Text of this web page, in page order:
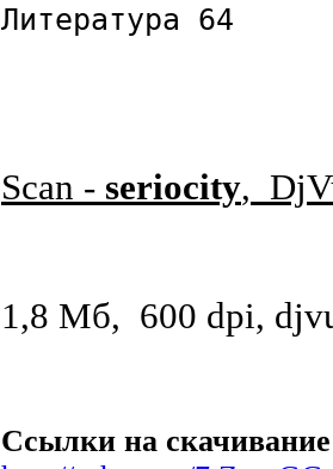
Литература 64
Scan - seriocity,
1,8 Мб, 600 dpi,
Ссылки на